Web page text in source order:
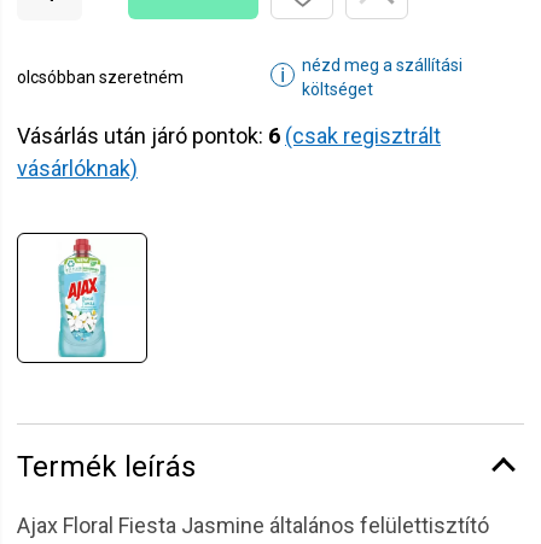
olcsóbban szeretném ℹ
nézd meg a szállítási
költséget
Vásárlás után járó pontok: 6 (csak regisztrált
vásárlóknak)
Termék leírás
Ajax Floral Fiesta Jasmine általános felülettisztító